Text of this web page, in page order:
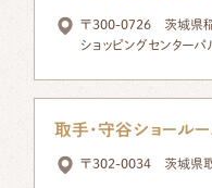
〒300-0726 茨城県
ショッピングセンター
取手・守谷ショール
〒302-0034 茨城県